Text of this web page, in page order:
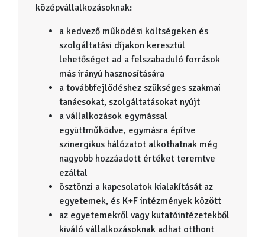
középvállalkozásoknak:
a kedvező működési költségeken és
szolgáltatási díjakon keresztül
lehetőséget ad a felszabaduló források
más irányú hasznosítására
a továbbfejlődéshez szükséges szakmai
tanácsokat, szolgáltatásokat nyújt
a vállalkozások egymással
együttműködve, egymásra építve
szinergikus hálózatot alkothatnak még
nagyobb hozzáadott értéket teremtve
ezáltal
ösztönzi a kapcsolatok kialakítását az
egyetemek, és K+F intézmények között
az egyetemekről vagy kutatóintézetekből
kiváló vállalkozásoknak adhat otthont